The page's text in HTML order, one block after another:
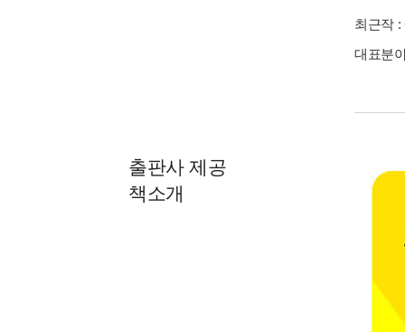
최근작 :
대표분
출판사 제공
책소개